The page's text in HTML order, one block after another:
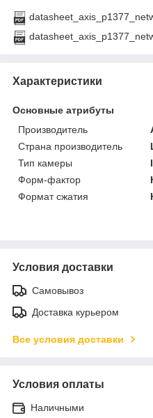
Характеристики
Основные атрибуты
Производитель
Страна производитель
Тип камеры
Форм-фактор
Формат сжатия
Условия доставки
Самовывоз
Доставка курьером
Все условия доставки
Условия оплаты
Наличными